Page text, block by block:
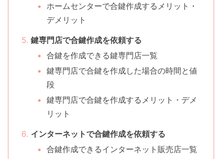
ホームセンターで合鍵作成するメリット・
デメリット
鍵専門店で合鍵作成を依頼する
合鍵を作成できる鍵専門店一覧
鍵専門店で合鍵を作成した場合の時間と値
段
鍵専門店で合鍵を作成するメリット・デメ
リット
インターネットで合鍵作成を依頼する
合鍵作成できるインターネット販売店一覧